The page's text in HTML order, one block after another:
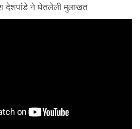
देशपांडे ने घेतलेली मुलाखत